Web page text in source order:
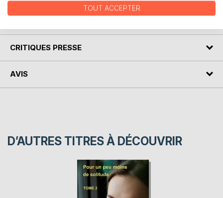
CRITIQUES PRESSE
AVIS
D’AUTRES TITRES À DÉCOUVRIR
TOUT ACCEPTER